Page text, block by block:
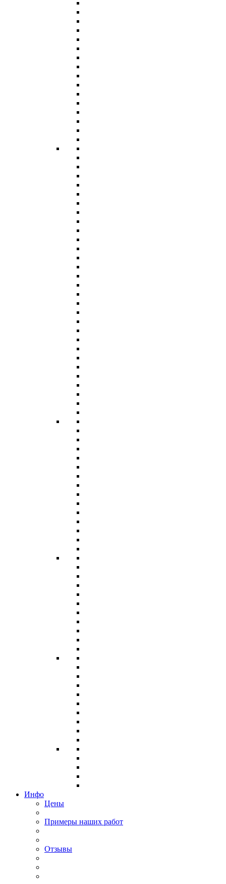
Инфо
Цены
Примеры наших работ
Отзывы